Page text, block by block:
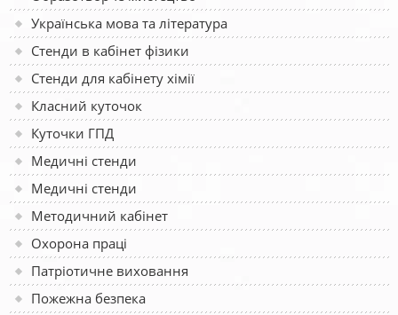
Українська мова та література
Стенди в кабінет фізики
Стенди для кабінету хімії
Класний куточок
Куточки ГПД
Медичні стенди
Медичні стенди
Методичний кабінет
Охорона праці
Патріотичне виховання
Пожежна безпека